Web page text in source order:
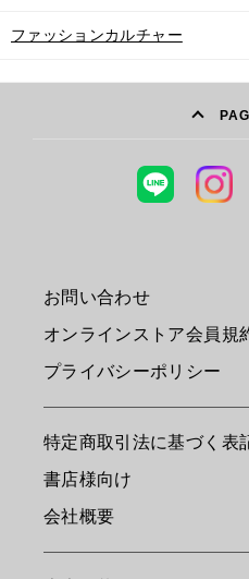
ファッションカルチャー
お問い合わせ
オンラインストア会員規
プライバシーポリシー
特定商取引法に基づく表
書店様向け
会社概要